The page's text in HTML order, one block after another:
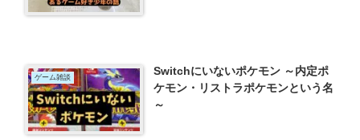
ゲーム雑談
Switchにいないポケモン ～内定ポ
ケモン・リストラポケモンという名
～